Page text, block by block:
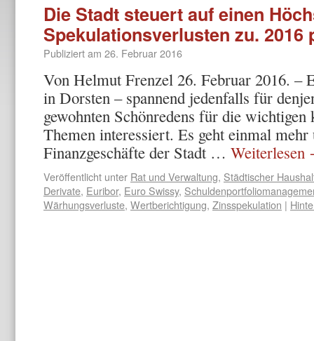
Die Stadt steuert auf einen
Spekulationsverlusten zu. 2016
Publiziert am 26. Februar 2016
Von Helmut Frenzel 26. Februar 2016. –
in Dorsten – spannend jedenfalls für
gewohnten Schönredens für die
Themen interessiert. Es geht einmal
Finanzgeschäfte der Stadt … Weiterlesen
Veröffentlicht unter Rat und Verwaltung, Städtischer
Derivate, Euribor, Euro Swissy,
Wärhungsverluste, Wertberichtigung, Zinsspekulation |